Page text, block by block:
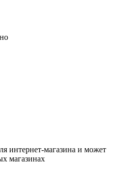
интернет-магазина и может
магазинах